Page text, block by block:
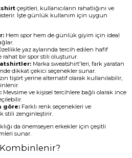
çeşitleri, kullanıcıların rahatlığını ve
İşte günlük kullanım için uygun
Hem spor hem de günlük giyim için ideal
yaz aylarında tercih edilen hafif
rahat bir spor stili oluşturur.
Marka sweatshirt'leri, fark yaratan
dikkat çekici seçenekler sunar.
tişört yerine alternatif olarak kullanılabilir,
Mevsime ve kişisel tercihlere bağlı olarak ince
göre: Farklı renk seçenekleri ve
stili zenginleştirir.
da önemseyen erkekler için çeşitli
sunar.